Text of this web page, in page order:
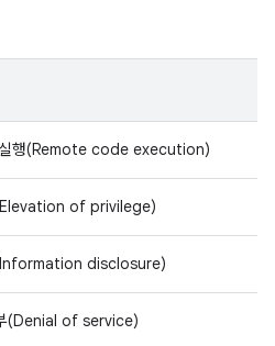
행(Remote code execution)
of privilege)
disclosure)
(Denial of service)